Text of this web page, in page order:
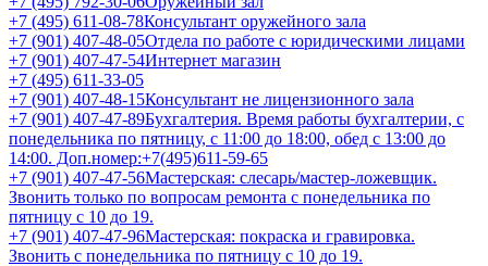
+7 (495) 611-08-78Консультант оружейного зала
+7 (901) 407-48-05Отдела по работе с юридическими лицами
+7 (901) 407-47-54Интернет магазин
+7 (495) 611-33-05
+7 (901) 407-48-15Консультант не лицензионного зала
+7 (901) 407-47-89Бухгалтерия. Время работы бухгалтерии, с
понедельника по пятницу, с 11:00 до 18:00, обед с 13:00 до
14:00. Доп.номер:+7(495)611-59-65
+7 (901) 407-47-56Мастерская: слесарь/мастер-ложевщик.
Звонить только по вопросам ремонта с понедельника по
пятницу с 10 до 19.
+7 (901) 407-47-96Мастерская: покраска и гравировка.
Звонить с понедельника по пятницу с 10 до 19.